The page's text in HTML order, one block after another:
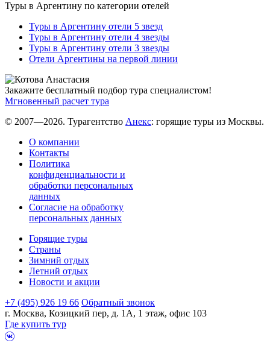
Туры в Аргентину по категории отелей
Туры в Аргентину отели 5 звезд
Туры в Аргентину отели 4 звезды
Туры в Аргентину отели 3 звезды
Отели Аргентины на первой линии
Закажите бесплатный подбор тура специалистом!
Мгновенный расчет тура
© 2007—2026. Турагентство Анекс: горящие туры из Москвы.
О компании
Контакты
Политика
конфиденциальности и
обработки персональных
данных
Согласие на обработку
персональных данных
Горящие туры
Страны
Зимний отдых
Летний отдых
Новости и акции
+7 (495) 926 19 66 Обратный звонок
г. Москва, Козицкий пер, д. 1А, 1 этаж, офис 103
Где купить тур